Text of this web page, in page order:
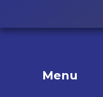
Menu